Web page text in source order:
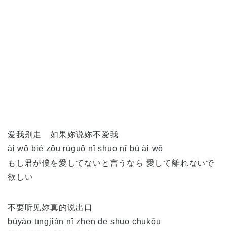
爱我别走 如果妳说妳不爱我
ài wǒ bié zǒu rúguǒ nǐ shuō nǐ bú ài wǒ
もし君が僕を愛してないと言うなら 愛して離れないで
欲しい
不要听见妳真的说出口
búyào tīngjiàn nǐ zhēn de shuō chūkǒu